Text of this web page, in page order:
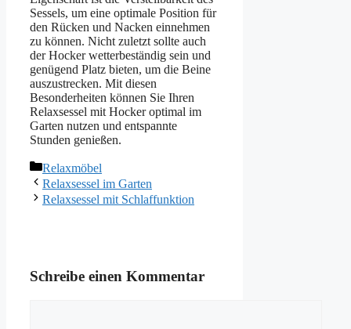
Sessels, um eine optimale Position für
den Rücken und Nacken einnehmen
zu können. Nicht zuletzt sollte auch
der Hocker wetterbeständig sein und
genügend Platz bieten, um die Beine
auszustrecken. Mit diesen
Besonderheiten können Sie Ihren
Relaxsessel mit Hocker optimal im
Garten nutzen und entspannte
Stunden genießen.
Kategorien
Relaxmöbel
Relaxsessel im Garten
Relaxsessel mit Schlaffunktion
Schreibe einen Kommentar